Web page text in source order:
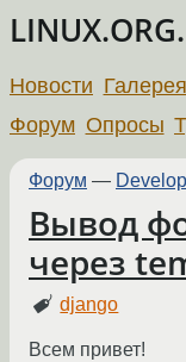
Новости Галерея
Форум Опросы
Форум —
Вывод
через
django
Всем привет!